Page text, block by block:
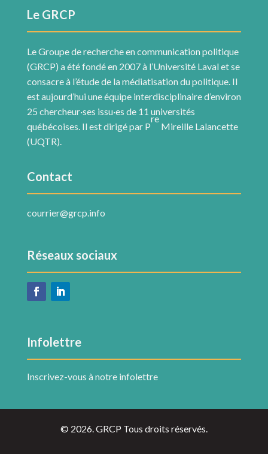
Le GRCP
Le Groupe de recherche en communication politique
(GRCP) a été fondé en 2007 à l’Université Laval et se
consacre à l’étude de la médiatisation du politique. Il
est aujourd’hui une équipe interdisciplinaire d’environ
25 chercheur·ses issu·es de 11 universités
québécoises. Il est dirigé par P
re
Mireille Lalancette
(UQTR).
Contact
courrier@grcp.info
Réseaux sociaux
Infolettre
Inscrivez-vous à notre infolettre
© 2026. GRCP Tous droits réservés.